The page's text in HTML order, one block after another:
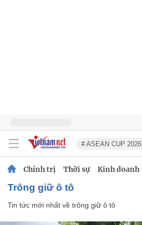
# ASEAN CUP 2026
Chính trị Thời sự Kinh doanh
trông giữ ô tô
Tin tức mới nhất về trông giữ ô tô